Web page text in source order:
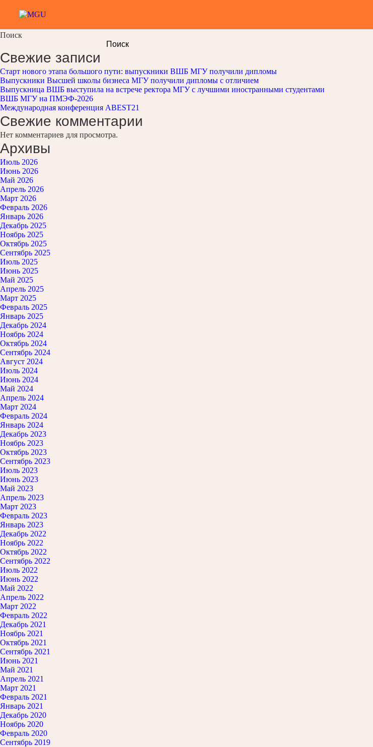
Фармацевтический бизнес в странах Азии 4
Поиск
Поиск
Свежие записи
Старт нового этапа большого пути: выпускники ВШБ МГУ получили дипломы
Выпускники Высшей школы бизнеса МГУ получили дипломы с отличием
Выпускница ВШБ выступила на встрече ректора МГУ с лучшими иностранными студентами
ВШБ МГУ на ПМЭФ-2026
Международная конференция ABEST21
Свежие комментарии
Нет комментариев для просмотра.
Архивы
Июль 2026
Июнь 2026
Май 2026
Апрель 2026
Март 2026
Февраль 2026
Январь 2026
Декабрь 2025
Ноябрь 2025
Октябрь 2025
Сентябрь 2025
Июль 2025
Июнь 2025
Май 2025
Апрель 2025
Март 2025
Февраль 2025
Январь 2025
Декабрь 2024
Ноябрь 2024
Октябрь 2024
Сентябрь 2024
Август 2024
Июль 2024
Июнь 2024
Май 2024
Апрель 2024
Март 2024
Февраль 2024
Январь 2024
Декабрь 2023
Ноябрь 2023
Октябрь 2023
Сентябрь 2023
Июль 2023
Июнь 2023
Май 2023
Апрель 2023
Март 2023
Февраль 2023
Январь 2023
Декабрь 2022
Ноябрь 2022
Октябрь 2022
Сентябрь 2022
Июль 2022
Июнь 2022
Май 2022
Апрель 2022
Март 2022
Февраль 2022
Декабрь 2021
Ноябрь 2021
Октябрь 2021
Сентябрь 2021
Июнь 2021
Май 2021
Апрель 2021
Март 2021
Февраль 2021
Январь 2021
Декабрь 2020
Ноябрь 2020
Февраль 2020
Сентябрь 2019